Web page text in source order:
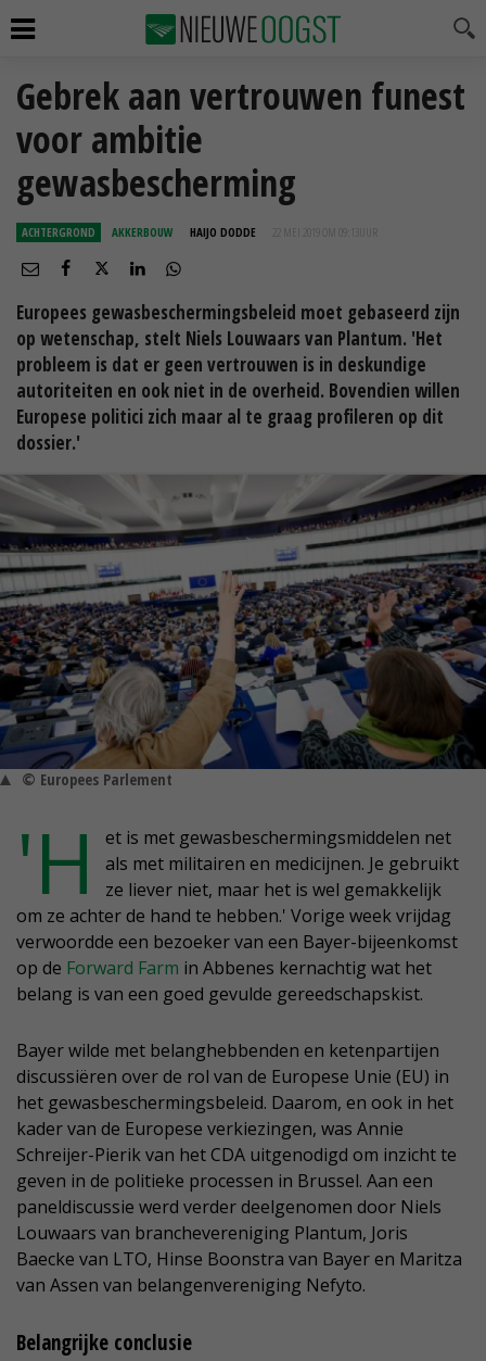
Gebrek aan vertrouwen funest
voor ambitie
gewasbescherming
ACHTERGROND AKKERBOUW HAIJO DODDE 22 MEI 2019 OM 09:13
Europees gewasbeschermingsbeleid moet gebaseerd zijn
op wetenschap, stelt Niels Louwaars van Plantum. 'Het
probleem is dat er geen vertrouwen is in deskundige
autoriteiten en ook niet in de overheid. Bovendien willen
Europese politici zich maar al te graag profileren op dit
dossier.'
© Europees Parlement
'H
et is met gewasbeschermingsmiddelen net
als met militairen en medicijnen. Je gebruikt
ze liever niet, maar het is wel gemakkelijk
om ze achter de hand te hebben.' Vorige week vrijdag
verwoordde een bezoeker van een Bayer-bijeenkomst
op de Forward Farm in Abbenes kernachtig wat het
belang is van een goed gevulde gereedschapskist.
Bayer wilde met belanghebbenden en ketenpartijen
discussiëren over de rol van de Europese Unie (EU) in
het gewasbeschermingsbeleid. Daarom, en ook in het
kader van de Europese verkiezingen, was Annie
Schreijer-Pierik van het CDA uitgenodigd om inzicht te
geven in de politieke processen in Brussel. Aan een
paneldiscussie werd verder deelgenomen door Niels
Louwaars van branchevereniging Plantum, Joris
Baecke van LTO, Hinse Boonstra van Bayer en Maritza
van Assen van belangenvereniging Nefyto.
Belangrijke conclusie